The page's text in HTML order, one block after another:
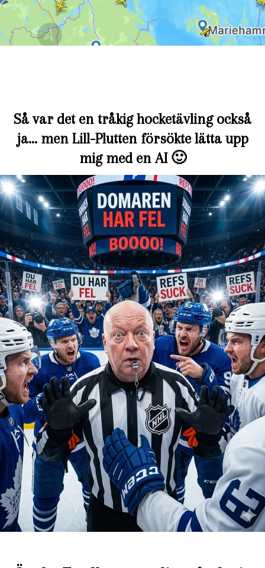
Så var det en tråkig hocketävling också
ja… men Lill-Plutten försökte lätta upp
mig med en AI 🙂